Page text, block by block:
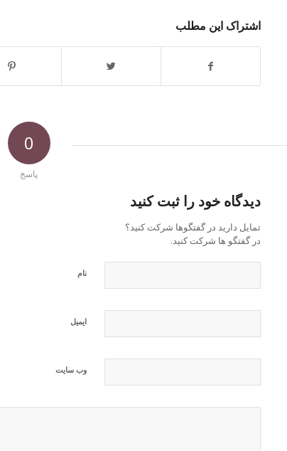
اشتراک این مطلب
0
پاسخ
دیدگاه خود را ثبت کنید
تمایل دارید در گفتگوها شرکت کنید؟
در گفتگو ها شرکت کنید.
نام
ایمیل
وب‌ سایت